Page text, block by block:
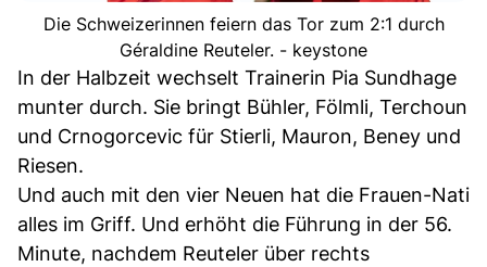
Die Schweizerinnen feiern das Tor zum 2:1 durch
Géraldine Reuteler. - keystone
In der Halbzeit wechselt Trainerin Pia Sundhage
munter durch. Sie bringt Bühler, Fölmli, Terchoun
und Crnogorcevic für Stierli, Mauron, Beney und
Riesen.
Und auch mit den vier Neuen hat die Frauen-Nati
alles im Griff. Und erhöht die Führung in der 56.
Minute, nachdem Reuteler über rechts